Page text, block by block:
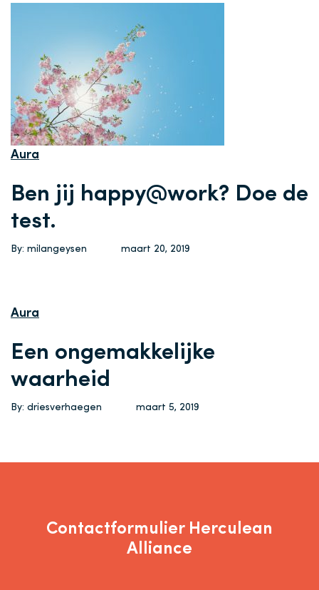
Aura
Ben jij happy@work? Doe de
test.
By: milangeysen maart 20, 2019
Aura
Een ongemakkelijke
waarheid
By: driesverhaegen maart 5, 2019
Contactformulier Herculean
Alliance